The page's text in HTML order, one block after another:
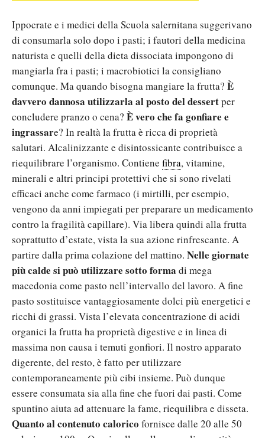
Ippocrate e i medici della Scuola salernitana suggerivano
di consumarla solo dopo i pasti; i fautori della medicina
naturista e quelli della dieta dissociata impongono di
mangiarla fra i pasti; i macrobiotici la consigliano
comunque. Ma quando bisogna mangiare la frutta? È
davvero dannosa utilizzarla al posto del dessertper
concludere pranzo o cena? È vero che fa gonfiare e
ingrassare? In realtà la frutta è ricca di proprietà
salutari. Alcalinizzante e disintossicante contribuisce a
riequilibrare l’organismo. Contiene fibra, vitamine,
minerali e altri principi protettivi che si sono rivelati
efficaci anche come farmaco (i mirtilli, per esempio,
vengono da anni impiegati per preparare un medicamento
contro la fragilità capillare). Via libera quindi alla frutta
soprattutto d’estate, vista la sua azione rinfrescante. A
partire dalla prima colazione del mattino. Nelle giornate
più calde si può utilizzare sotto forma di mega
macedonia come pasto nell’intervallo del lavoro. A fine
pasto sostituisce vantaggiosamente dolci più energetici e
ricchi di grassi. Vista l’elevata concentrazione di acidi
organici la frutta ha proprietà digestive e in linea di
massima non causa i temuti gonfiori. Il nostro apparato
digerente, del resto, è fatto per utilizzare
contemporaneamente più cibi insieme. Può dunque
essere consumata sia alla fine che fuori dai pasti. Come
spuntino aiuta ad attenuare la fame, riequilibra e disseta.
Quanto al contenuto calorico fornisce dalle 20 alle 50